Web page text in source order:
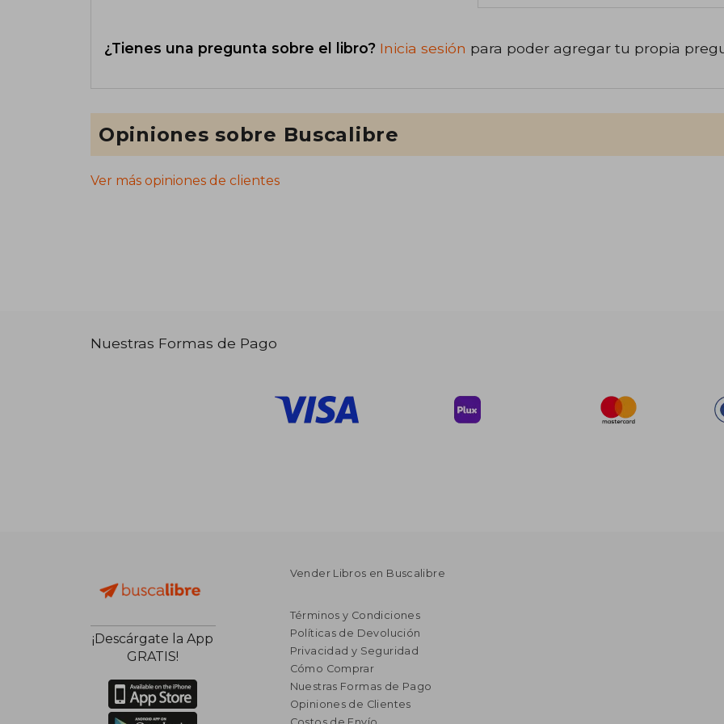
¿Tienes una pregunta sobre el libro? Inicia sesión para poder agregar tu propia
Opiniones sobre Buscalibre
Ver más opiniones de clientes
Nuestras Formas de Pago
¡Descárgate la App
GRATIS!
Vender Libros en Buscalibre
Términos y Condiciones
Políticas de Devolución
Privacidad y Seguridad
Cómo Comprar
Nuestras Formas de Pago
Opiniones de Clientes